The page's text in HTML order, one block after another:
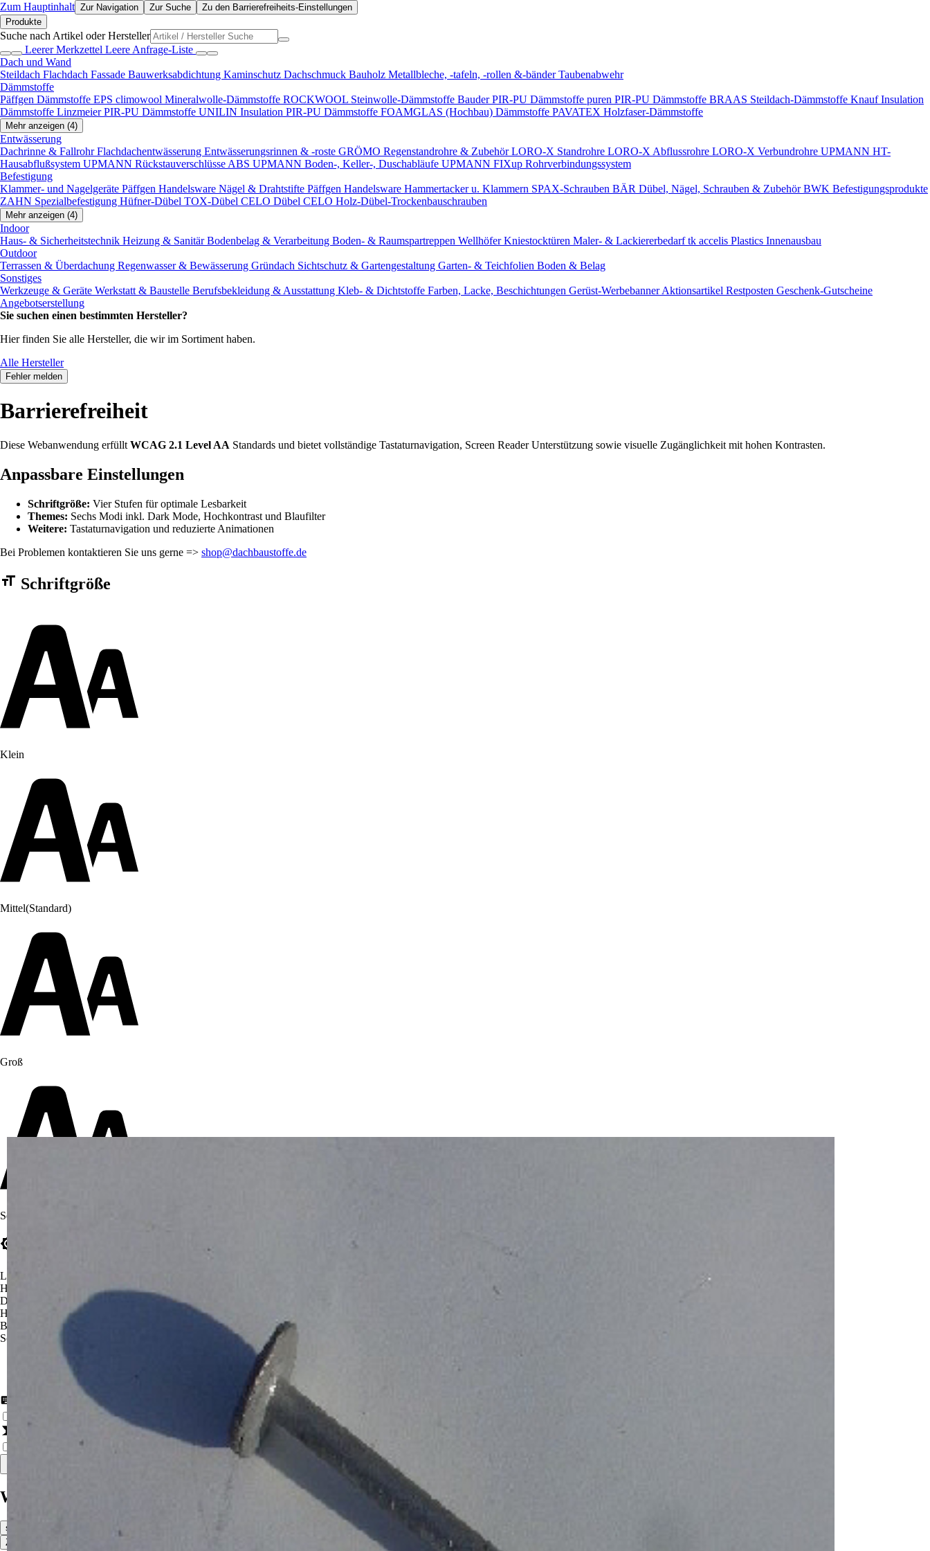
Zum Hauptinhalt Zur Navigation Zur Suche
Zu den Barrierefreiheits-Einstellungen
Produkte
Suche nach Artikel oder Hersteller
Leerer Merkzettel Leere Anfrage-Liste
Dach und Wand
Steildach Flachdach Fassade Bauwerksabdichtung Kaminschutz Dachschmuck Bauholz Metallbleche, -tafeln, -rollen &-bänderTaubenabwehr
Dämmstoffe
Päffgen Dämmstoffe EPS climowool Mineralwolle-Dämmstoffe ROCKWOOL Steinwolle-Dämmstoffe Bauder PIR-PU Dämmstoffe puren PIR-PU Dämmstoffe BRAAS Steildach-Dämmstoffe Knauf Insulation
Dämmstoffe Linzmeier PIR-PU Dämmstoffe UNILIN Insulation PIR-PU Dämmstoffe FOAMGLAS (Hochbau) Dämmstoffe PAVATEX Holzfaser-Dämmstoffe
Mehr anzeigen (4)
Entwässerung
Dachrinne & FallrohrFlachdachentwässerung Entwässerungsrinnen & -roste GRÖMO Regenstandrohre & ZubehörLORO-X Standrohre LORO-X Abflussrohre LORO-X Verbundrohre UPMANN HT-
Hausabflußsystem UPMANN Rückstauverschlüsse ABS UPMANN Boden-, Keller-, Duschabläufe UPMANN FIXup Rohrverbindungssystem
Befestigung
Klammer- und Nagelgeräte Päffgen Handelsware Nägel & Drahtstifte Päffgen Handelsware Hammertacker u. Klammern SPAX-Schrauben BÄR Dübel, Nägel, Schrauben & ZubehörBWK Befestigungsprodukte
ZAHN Spezialbefestigung Hüfner-Dübel TOX-Dübel CELO Dübel CELO Holz-Dübel-Trockenbauschrauben
Mehr anzeigen (4)
Indoor
Haus- & Sicherheitstechnik Heizung & SanitärBodenbelag & Verarbeitung Boden- & Raumspartreppen Wellhöfer Kniestocktüren Maler- & Lackiererbedarftk accelis Plastics Innenausbau
Outdoor
Terrassen & Überdachung Regenwasser & Bewässerung Gründach Sichtschutz & Gartengestaltung Garten- & Teichfolien Boden & Belag
Sonstiges
Werkzeuge & Geräte Werkstatt & Baustelle Berufsbekleidung & Ausstattung Kleb- & Dichtstoffe Farben, Lacke, Beschichtungen Gerüst-WerbebannerAktionsartikel Restposten Geschenk-Gutscheine
Angebotserstellung
Sie suchen einen bestimmten Hersteller?
Hier finden Sie alle Hersteller, die wir im Sortiment haben.
Alle Hersteller
Fehler melden
Barrierefreiheit
Diese Webanwendung erfüllt WCAG 2.1 Level AA Standards und bietet vollständige Tastaturnavigation, Screen Reader Unterstützung sowie visuelle Zugänglichkeit mit hohen Kontrasten.
Anpassbare Einstellungen
Schriftgröße: Vier Stufen für optimale Lesbarkeit
Themes: Sechs Modi inkl. Dark Mode, Hochkontrast und Blaufilter
Weitere: Tastaturnavigation und reduzierte Animationen
Bei Problemen kontaktieren Sie uns gerne => shop@dachbaustoffe.de
Barrierefreiheit Einstellungen Formular
Schriftgröße
Klein
Mittel(Standard)
Groß
Sehr groß
Light Theme
Hoher Kontrast
Dark Theme
Hoher Kontrast(Dunkel)
Blaufilter
Schwarz-Weiß
Weitere Einstellungen
Tastaturnavigation aktivieren Aktiviert erweiterte Tastaturnavigation. Drücken Sie 'f'
Minimiert bewegte Inhalte und Übergänge für eine ruhigere, fokussiertere Nutzererfahrung. Besonders hilfreich bei Vestibular-Störungen oder Konzentrationsschwierigkeiten.
Warenkorb Vorschau
schließen
Zum Warenkorb